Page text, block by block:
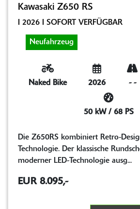
Kawasaki Z650 RS
I 2026 I SOFORT VERFÜGBAR
Neufahrzeug
Naked Bike 2026 - -
50 kW / 68 PS
Die Z650RS kombiniert Retro-
Technologie. Der klassische
moderner LED-Technologie ausg...
EUR 8.095,-